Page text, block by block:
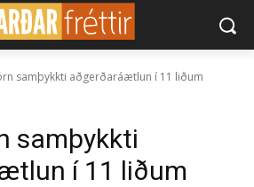
samþykkti aðgerðaráætlun í 11 liðum
samþykkti
í 11 liðum